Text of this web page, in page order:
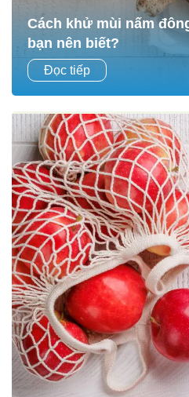
Cách khử mùi nấm
bạn nên biết?
Nấm đông cô không chỉ là
nhiều món ăn gia đình Việt mà
giàu dinh dưỡng, tốt cho sức
Đọc tiếp